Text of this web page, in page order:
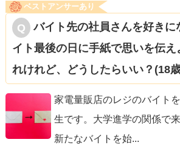
ベストアンサーあり
バイト先の社員さんを好きに
イト最後の日に手紙で思いを伝
れけれど、どうしたらいい？(18歳
家電量販店のレジのバイト
生です。大学進学の関係で
新たなバイトを始...